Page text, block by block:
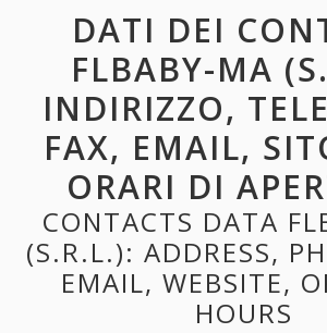
DATI DEI
FLBABY-MA
INDIRIZZO,
FAX, EMAIL,
ORARI DI
CONTACTS DATA
(S.R.L.): ADDRESS,
EMAIL, WEBSITE,
HOURS